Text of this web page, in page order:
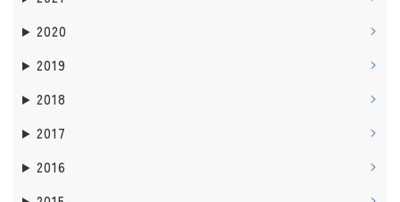
2020
2019
2018
2017
2016